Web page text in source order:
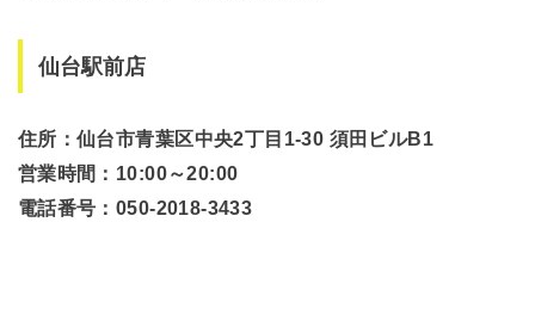
仙台駅前店
住所：仙台市青葉区中央2丁目1-30 須田ビルB1
営業時間：10:00～20:00
電話番号：050-2018-3433